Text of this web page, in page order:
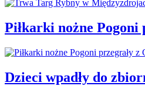
Piłkarki nożne
Dzieci wpadły do